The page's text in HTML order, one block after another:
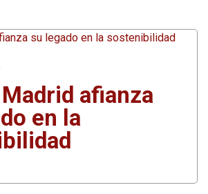
n
g
afianza
en la